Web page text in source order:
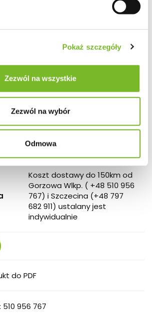
Pokaż szczegóły
Zezwól na wszystkie
Zezwól na wybór
Odmowa
399
Koszt dostawy do 150km od
Gorzowa Wlkp. ( +48 510 956
767) i Szczecina (+48 797
682 911) ustalany jest
indywidualnie
do PDF
956 767